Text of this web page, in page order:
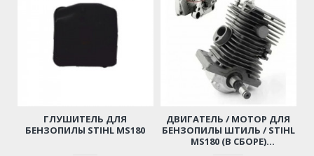
ГЛУШИТЕЛЬ ДЛЯ
БЕНЗОПИЛЫ STIHL MS180
ДВИГАТЕЛЬ / МОТОР ДЛЯ
БЕНЗОПИЛЫ ШТИЛЬ / STIHL
MS180 (В СБОРЕ)